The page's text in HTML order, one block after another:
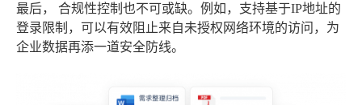
最后， 合规性控制也不可或缺。例如，支持基于IP地址的
登录限制，可以有效阻止来自未授权网络环境的访问，为
企业数据再添一道安全防线。